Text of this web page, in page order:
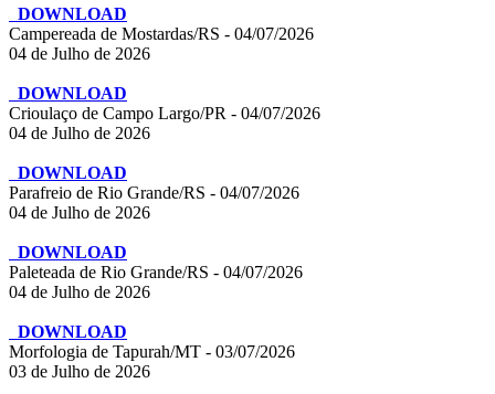
DOWNLOAD
Campereada de Mostardas/RS - 04/07/2026
04 de Julho de 2026
DOWNLOAD
Crioulaço de Campo Largo/PR - 04/07/2026
04 de Julho de 2026
DOWNLOAD
Parafreio de Rio Grande/RS - 04/07/2026
04 de Julho de 2026
DOWNLOAD
Paleteada de Rio Grande/RS - 04/07/2026
04 de Julho de 2026
DOWNLOAD
Morfologia de Tapurah/MT - 03/07/2026
03 de Julho de 2026